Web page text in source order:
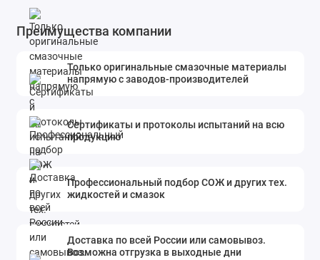
Преимущества компании
Только оригинальные смазочные материалы
напрямую с заводов-производителей
Сертификаты и протоколы испытаний на всю
продукцию
Профессиональный подбор СОЖ и других тех.
жидкостей и смазок
Доставка по всей России или самовывоз.
Возможна отгрузка в выходные дни